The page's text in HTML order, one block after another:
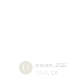
11 января 2020
19:00 Сб